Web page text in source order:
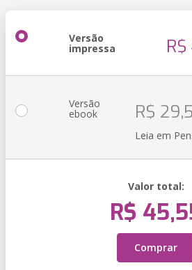
Versão
impressa
Versão
ebook R$
Leia em
Valor total:
R$
Comprar